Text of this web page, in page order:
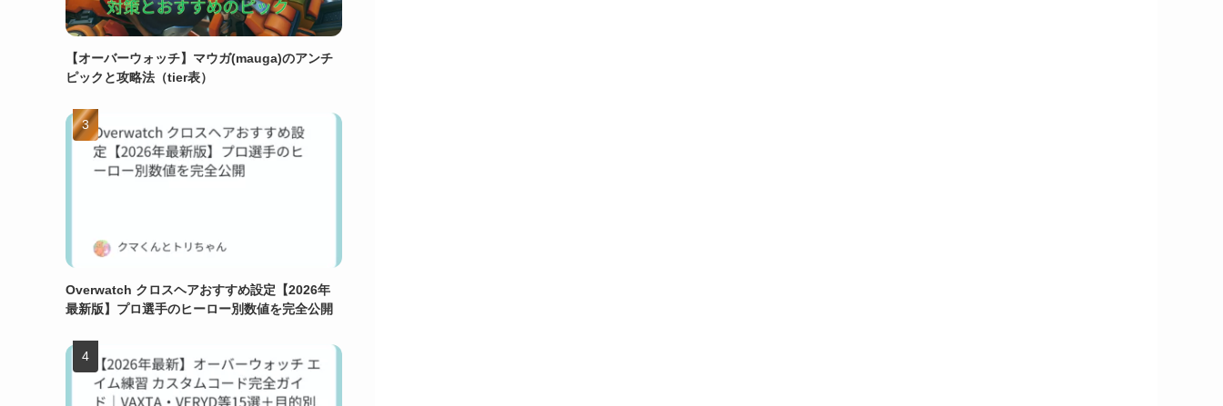
【オーバーウォッチ】マウガ(mauga)のアンチ
ピックと攻略法（tier表）
Overwatch クロスヘアおすすめ設定【2026年
最新版】プロ選手のヒーロー別数値を完全公開